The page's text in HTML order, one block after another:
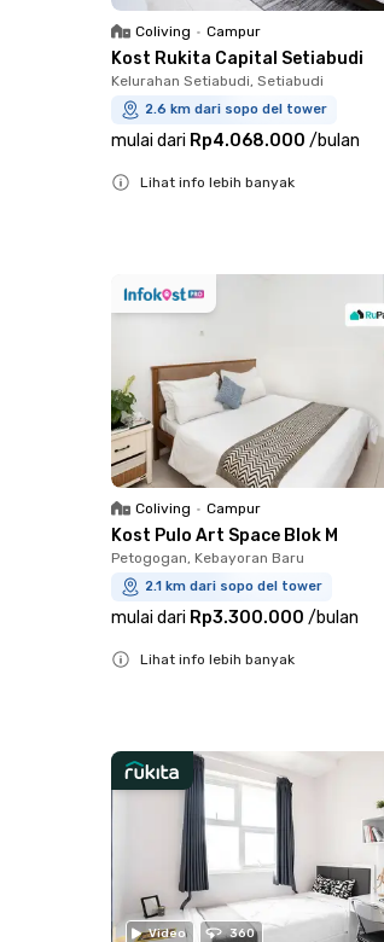
Coliving • Campur
Kost Rukita Capital Setiabudi
Kelurahan Setiabudi, Setiabudi
2.6 km dari sopo del tower
mulai dari Rp4.068.000 /bulan
Lihat info lebih banyak
Coliving • Campur
Kost Pulo Art Space Blok M
Petogogan, Kebayoran Baru
2.1 km dari sopo del tower
mulai dari Rp3.300.000 /bulan
Lihat info lebih banyak
Video 360